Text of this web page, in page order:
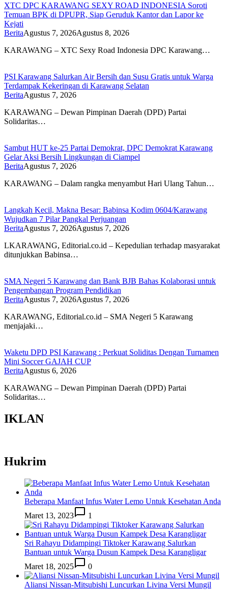
XTC DPC KARAWANG SEXY ROAD INDONESIA Soroti
Temuan BPK di DPUPR, Siap Geruduk Kantor dan Lapor ke
Kejati
BeritaAgustus 7, 2026Agustus 8, 2026
KARAWANG – XTC Sexy Road Indonesia DPC Karawang…
PSI Karawang Salurkan Air Bersih dan Susu Gratis untuk Warga
Terdampak Kekeringan di Karawang Selatan
BeritaAgustus 7, 2026
KARAWANG – Dewan Pimpinan Daerah (DPD) Partai
Solidaritas…
Sambut HUT ke-25 Partai Demokrat, DPC Demokrat Karawang
Gelar Aksi Bersih Lingkungan di Ciampel
BeritaAgustus 7, 2026
KARAWANG – Dalam rangka menyambut Hari Ulang Tahun…
Langkah Kecil, Makna Besar: Babinsa Kodim 0604/Karawang
Wujudkan 7 Pilar Pangkal Perjuangan
BeritaAgustus 7, 2026Agustus 7, 2026
LKARAWANG, Editorial.co.id – Kepedulian terhadap masyarakat
ditunjukkan Babinsa…
SMA Negeri 5 Karawang dan Bank BJB Bahas Kolaborasi untuk
Pengembangan Program Pendidikan
BeritaAgustus 7, 2026Agustus 7, 2026
KARAWANG, Editorial.co.id – SMA Negeri 5 Karawang
menjajaki…
Waketu DPD PSI Karawang : Perkuat Soliditas Dengan Turnamen
Mini Soccer GAJAH CUP
BeritaAgustus 6, 2026
KARAWANG – Dewan Pimpinan Daerah (DPD) Partai
Solidaritas…
IKLAN
Hukrim
Beberapa Manfaat Infus Water Lemo Untuk Kesehatan Anda
Maret 13, 2023
1
Sri Rahayu Didampingi Tiktoker Karawang Salurkan
Bantuan untuk Warga Dusun Kampek Desa Karangligar
Maret 18, 2025
0
Aliansi Nissan-Mitsubishi Luncurkan Livina Versi Mungil